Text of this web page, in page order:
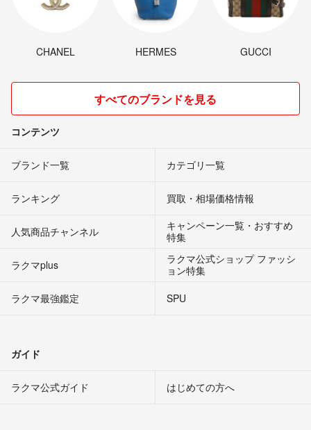
CHANEL HERMES GUCCI
すべてのブランドを見る
コンテンツ
ブランド一覧 カテゴリ一覧
ランキング 買取・相場価格情報
人気商品チャンネル
キャンペーン一覧・おすすめ
特集
ラクマplus
ラクマ公式ショップ ファッシ
ョン特集
ラクマ最強鑑定
SPU
ガイド
ラクマ公式ガイド はじめての方へ